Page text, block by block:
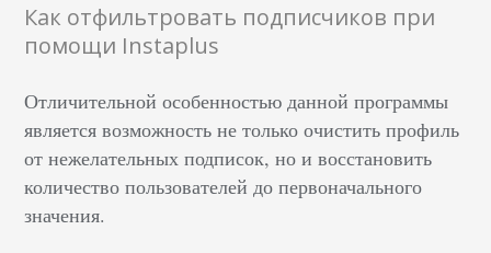
Как отфильтровать подписчиков при
помощи Instaplus
Отличительной особенностью данной программы
является возможность не только очистить профиль
от нежелательных подписок, но и восстановить
количество пользователей до первоначального
значения.